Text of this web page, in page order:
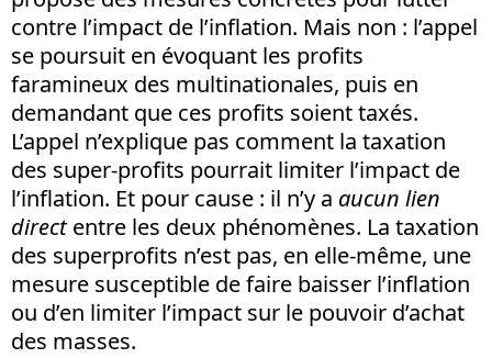
contre l’impact de l’inflation. Mais non : l’appel
se poursuit en évoquant les profits
faramineux des multinationales, puis en
demandant que ces profits soient taxés.
L’appel n’explique pas comment la taxation
des super-profits pourrait limiter l’impact de
l’inflation. Et pour cause : il n’y a aucun lien
directentre les deux phénomènes. La taxation
des superprofits n’est pas, en elle-même, une
mesure susceptible de faire baisser l’inflation
ou d’en limiter l’impact sur le pouvoir d’achat
des masses.